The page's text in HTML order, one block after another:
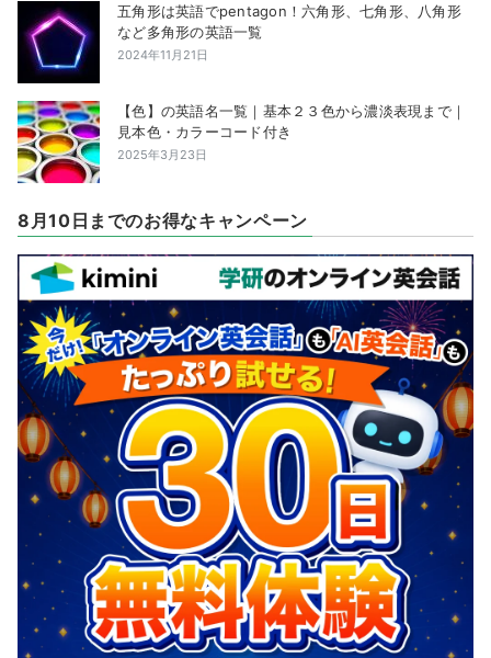
五角形は英語でpentagon！六角形、七角形、八角形
など多角形の英語一覧
2024年11月21日
【色】の英語名一覧｜基本２３色から濃淡表現まで｜
見本色・カラーコード付き
2025年3月23日
8月10日までのお得なキャンペーン